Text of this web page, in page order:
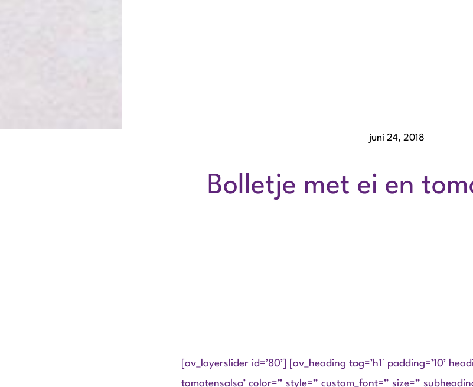
juni 24, 2018
Bolletje met ei en
[av_layerslider id=’80’] [av_heading tag=’h1′ padding=’10’
tomatensalsa’ color=” style=” custom_font=” size=”